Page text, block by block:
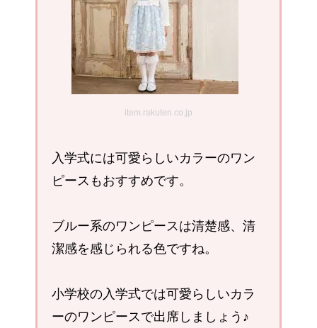
item.rakuten.co.jp
入学式には可愛らしいカラーのワン
ピースもおすすめです。
ブルー系のワンピースは清楚感、清
潔感を感じられる色ですね。
小学校の入学式では可愛らしいカラ
ーのワンピースで出席しましょう♪